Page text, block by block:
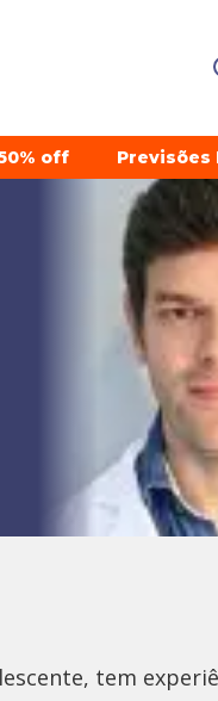
off Previsões
tem